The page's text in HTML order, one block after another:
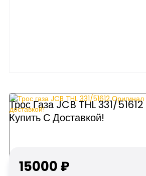
Трос Газа JCB THL 331/
Купить С Доставкой!
15000 ₽